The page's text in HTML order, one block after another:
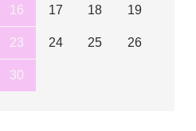
16 17 18 19
23 24 25 26
30